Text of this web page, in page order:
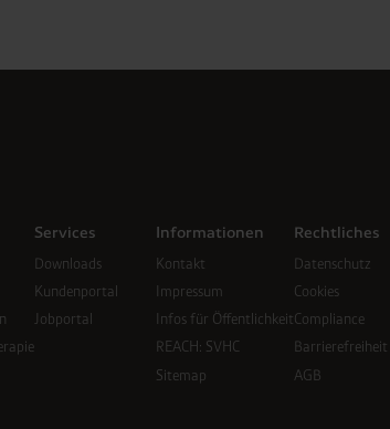
Services
Downloads
Kundenportal
Jobportal
Informationen
Kontakt
Impressum
Infos für Öffentlichkeit
REACH: SVHC
Sitemap
Rechtliches
Datenschutz
Cookies
Compliance
Barrierefreiheit
AGB